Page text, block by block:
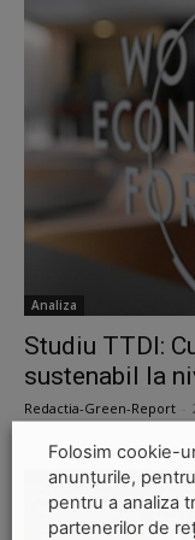
Analiza
Studiu TTDI:
sustenabil la
Redactia-Green-Report
Folosim cookie-
anunțurile,
pentru a analiza
partenerilor de